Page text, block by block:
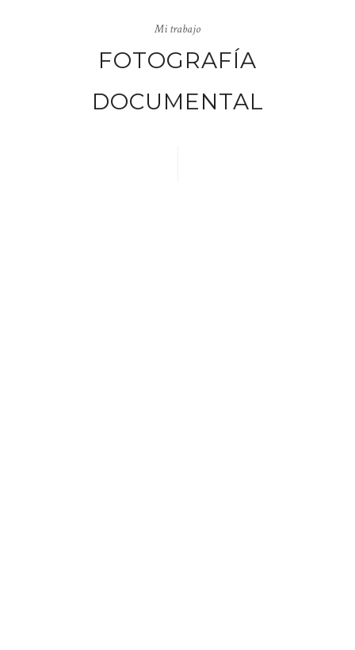
Mi trabajo
FOTOGRAFÍA
DOCUMENTAL